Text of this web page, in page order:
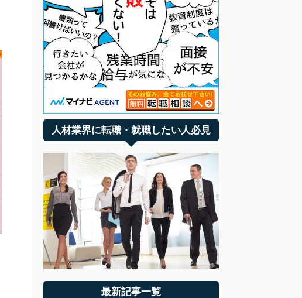
人材業界に転職・就職したい人必見
最新記事一覧